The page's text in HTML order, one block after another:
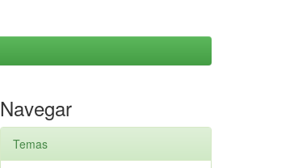
Navegar
Temas